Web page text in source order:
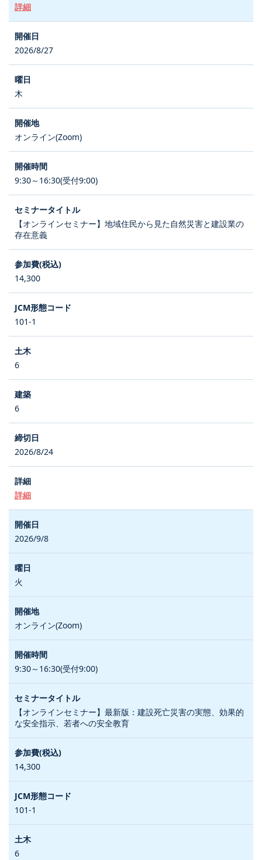
詳細
2026/8/27
木
オンライン(Zoom)
9:30～16:30(受付9:00)
【オンラインセミナー】地域住民から見た自然災害と建設業の
存在意義
14,300
101-1
6
6
2026/8/24
詳細
2026/9/8
火
オンライン(Zoom)
9:30～16:30(受付9:00)
【オンラインセミナー】最新版：建設死亡災害の実態、効果的
な安全指示、若者への安全教育
14,300
101-1
6